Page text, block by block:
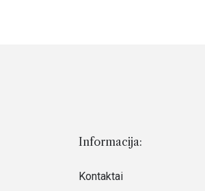
Informacija:
Kontaktai